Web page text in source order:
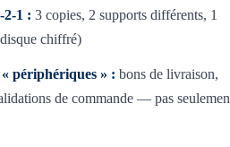
2-1 : 3 copies, 2 supports différents, 1
chiffré)
périphériques » : bons de livraison,
de commande — pas